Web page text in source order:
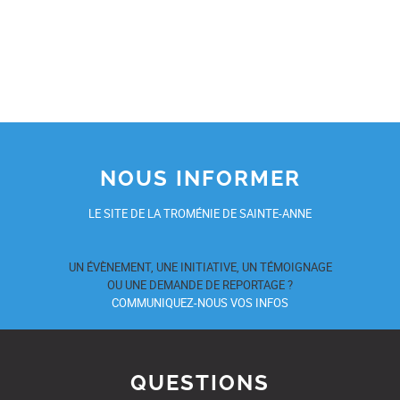
NOUS INFORMER
LE SITE DE LA TROMÉNIE DE SAINTE-ANNE
UN ÉVÈNEMENT, UNE INITIATIVE, UN TÉMOIGNAGE
OU UNE DEMANDE DE REPORTAGE ?
COMMUNIQUEZ-NOUS VOS INFOS
QUESTIONS